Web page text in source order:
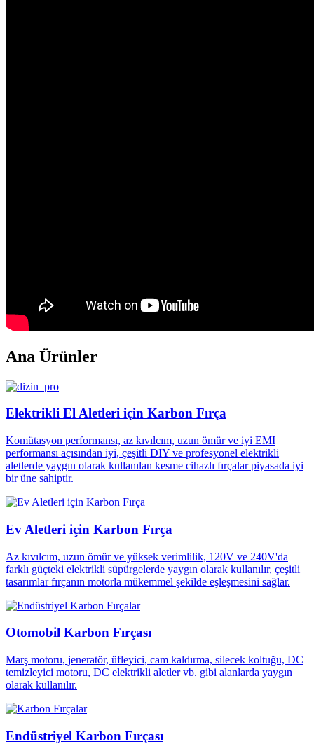
Ana Ürünler
Elektrikli El Aletleri için Karbon Fırça
Komütasyon performansı, az kıvılcım, uzun ömür ve iyi EMI
performansı açısından iyi, çeşitli DIY ve profesyonel elektrikli
aletlerde yaygın olarak kullanılan kesme cihazlı fırçalar piyasada iyi
bir üne sahiptir.
Ev Aletleri için Karbon Fırça
Az kıvılcım, uzun ömür ve yüksek verimlilik, 120V ve 240V'da
farklı güçteki elektrikli süpürgelerde yaygın olarak kullanılır, çeşitli
tasarımlar fırçanın motorla mükemmel şekilde eşleşmesini sağlar.
Otomobil Karbon Fırçası
Marş motoru, jeneratör, üfleyici, cam kaldırma, silecek koltuğu, DC
temizleyici motoru, DC elektrikli aletler vb. gibi alanlarda yaygın
olarak kullanılır.
Endüstriyel Karbon Fırçası